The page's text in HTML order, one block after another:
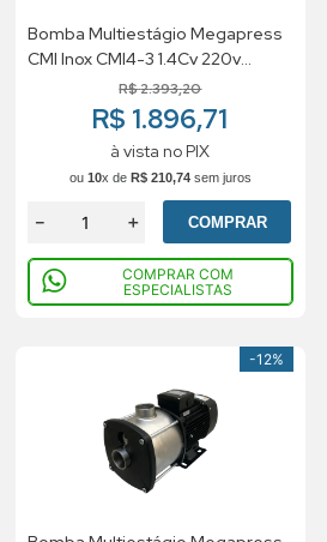
Bomba Multiestágio Megapress
CMI Inox CMI4-3 1.4Cv 220v
R$2.393,20
R$ 1.896,71
à vista no PIX
ou 10x de R$ 210,74sem juros
＋
－ COMPRAR
COMPRAR COM
ESPECIALISTAS
-12%